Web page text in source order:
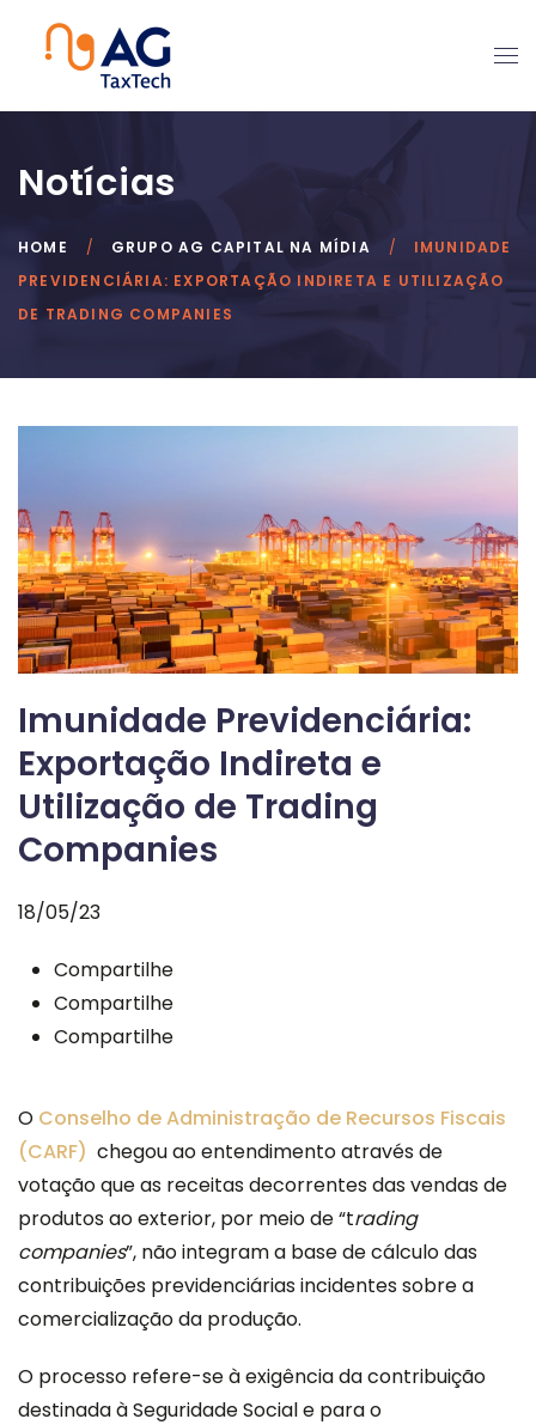
Notícias
HOME GRUPO AG CAPITAL NA MÍDIA
IMUNIDADE
PREVIDENCIÁRIA: EXPORTAÇÃO INDIRETA E UTILIZAÇÃO
DE TRADING COMPANIES
Imunidade Previdenciária:
Exportação Indireta e
Utilização de Trading
Companies
18/05/23
Compartilhe
Compartilhe
Compartilhe
O Conselho de Administração de Recursos Fiscais
(CARF) chegou ao entendimento através de
votação que as receitas decorrentes das vendas de
produtos ao exterior, por meio de “trading
companies”, não integram a base de cálculo das
contribuições previdenciárias incidentes sobre a
comercialização da produção.
O processo refere-se à exigência da contribuição
destinada à Seguridade Social e para o